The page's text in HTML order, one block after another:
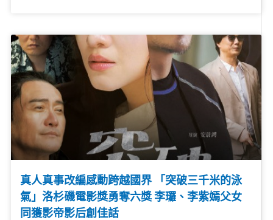
真人真事改編感動跨越國界 「突破三千米的泳
氣」洛杉磯電影獎勇奪六獎 李㼈、李紫嫣父女
同獲影帝影后創佳話